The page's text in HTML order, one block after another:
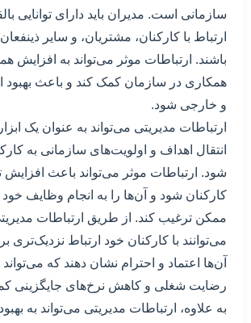
سازمانی است. مدیران باید دارای توانایی
ارتباط با کارکنان، مشتریان، و سایر
باشند. ارتباطات موثر می‌تواند به افزایش
همکاری در سازمان کمک کند و باعث بهبود
و خارجی شود.
ارتباطات مدیریتی می‌تواند به عنوان یک
انتقال اهداف و اولویت‌های سازمانی به
شود. ارتباطات موثر می‌تواند باعث افزایش
کارکنان شود و آن‌ها را به انجام وظایف
ممکن ترغیب کند. از طریق ارتباطات
می‌توانند با کارکنان خود ارتباط نزدیک‌تری
آن‌ها اعتماد و احترام نشان دهند که
رضایت شغلی و کاهش نرخ‌های جایگزینی
به علاوه، ارتباطات مدیریتی می‌تواند به